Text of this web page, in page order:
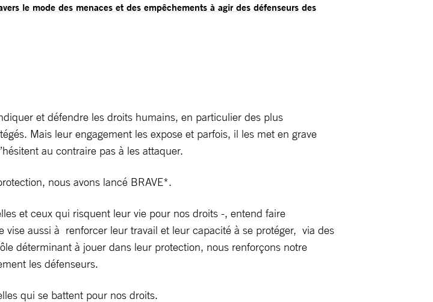
le mode des menaces et des empêchements à agir des défenseurs des
et défendre les droits humains, en particulier des plus
Mais leur engagement les expose et parfois, il les met en grave
au contraire pas à les attaquer.
nous avons lancé BRAVE*.
et ceux qui risquent leur vie pour nos droits -, entend faire
aussi à renforcer leur travail et leur capacité à se protéger, via des
déterminant à jouer dans leur protection, nous renforçons notre
les défenseurs.
qui se battent pour nos droits.